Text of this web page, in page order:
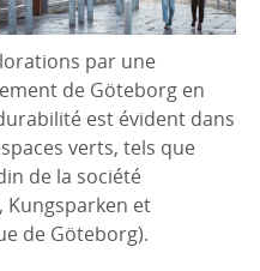
par une
de Göteborg en
est évident dans
verts, tels que
de la société
et
de Göteborg).